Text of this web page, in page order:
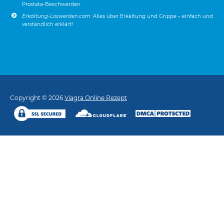
Prostata-Beschwerden.
Erkältung-Loswerden.com: Alles über Erkältung und Grippe – einfach und
verständlich erklärt!
Copyright © 2026 Viagra Online Rezept